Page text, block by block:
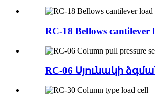
RC-18 Bellows cantilever
RC-06 Սյունակի